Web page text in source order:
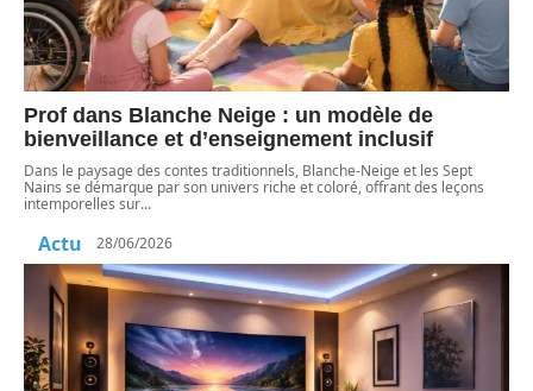
Prof dans Blanche Neige : un modèle de
bienveillance et d’enseignement inclusif
Dans le paysage des contes traditionnels, Blanche-Neige et les Sept
Nains se démarque par son univers riche et coloré, offrant des leçons
intemporelles sur…
Actu 28/06/2026